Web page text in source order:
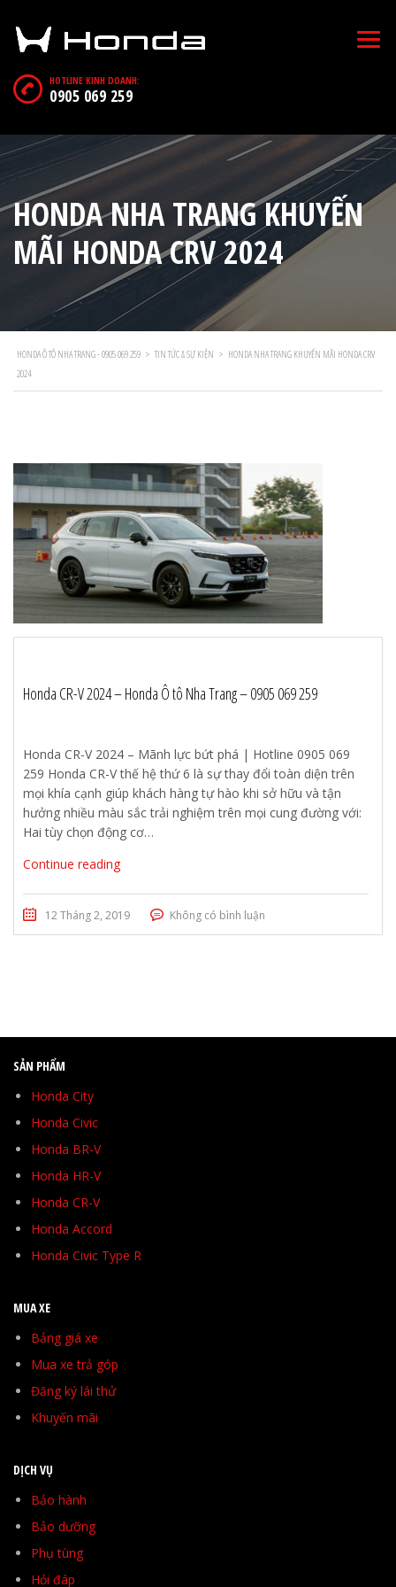
HOTLINE KINH DOANH:
0905 069 259
HONDA NHA TRANG KHUYẾN
MÃI HONDA CRV 2024
HONDA Ô TÔ NHA TRANG - 0905 069 259 > TIN TỨC & SỰ KIỆN > HONDA NHA TRANG KHUYẾN MÃI HONDA CRV
2024
Honda CR-V 2024 – Honda Ô tô Nha Trang – 0905 069 259
Honda CR-V 2024 – Mãnh lực bứt phá | Hotline 0905 069
259 Honda CR-V thế hệ thứ 6 là sự thay đổi toàn diện trên
mọi khía cạnh giúp khách hàng tự hào khi sở hữu và tận
hưởng nhiều màu sắc trải nghiệm trên mọi cung đường với:
Hai tùy chọn động cơ…
Continue reading
12 Tháng 2, 2019 Không có bình luận
SẢN PHẨM
Honda City
Honda Civic
Honda BR-V
Honda HR-V
Honda CR-V
Honda Accord
Honda Civic Type R
MUA XE
Bảng giá xe
Mua xe trả góp
Đăng ký lái thử
Khuyến mãi
DỊCH VỤ
Bảo hành
Bảo dưỡng
Phụ tùng
Hỏi đáp